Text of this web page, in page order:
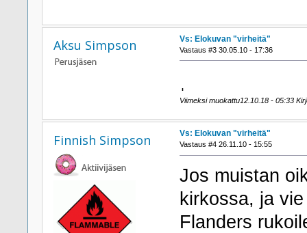
Aksu Simpson Vs: Elokuvan "virheitä"
Vastaus #3 30.05.10 - 17:36
Viimeksi muokattu12.10.18 - 05:33
Finnish Simpson Vs: Elokuvan "virheitä"
Vastaus #4 26.11.10 - 15:55
Jos muistan
kirkossa, ja
Flanders